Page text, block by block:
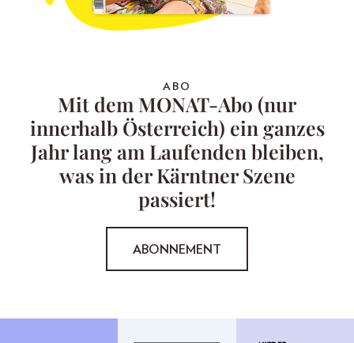
ABO
Mit dem MONAT-Abo (nur
innerhalb Österreich) ein ganzes
Jahr lang am Laufenden bleiben,
was in der Kärntner Szene
passiert!
ABONNEMENT